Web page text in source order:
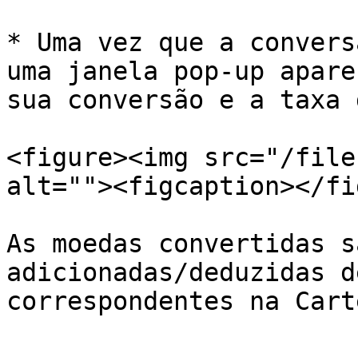
* Uma vez que a
uma janela pop-up
sua conversão e a taxa
<figure><img src="/files/
alt=""><figcaption></
As moedas convertidas
adicionadas/deduzidas